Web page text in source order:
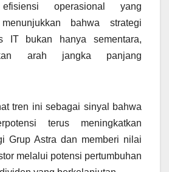
efisiensi operasional yang
bahwa strategi
IT bukan hanya sementara,
arah jangka panjang
tren ini sebagai sinyal bahwa
terus meningkatkan
Grup Astra dan memberi nilai
melalui potensi pertumbuhan